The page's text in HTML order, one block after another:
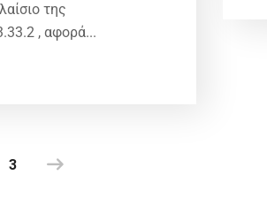
της
, αφορά...
3